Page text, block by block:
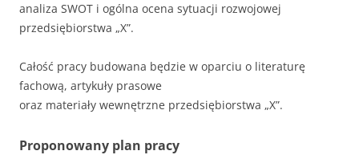
analiza SWOT i ogólna ocena sytuacji rozwojowej
przedsiębiorstwa „X”.
Całość pracy budowana będzie w oparciu o literaturę
fachową, artykuły prasowe
oraz materiały wewnętrzne przedsiębiorstwa „X”.
Proponowany plan pracy